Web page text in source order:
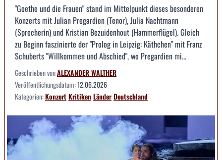
"Goethe und die Frauen" stand im Mittelpunkt dieses besonderen
Konzerts mit Julian Pregardien (Tenor), Julia Nachtmann
(Sprecherin) und Kristian Bezuidenhout (Hammerflügel). Gleich
zu Beginn faszinierte der "Prolog in Leipzig: Käthchen" mit Franz
Schuberts "Willkommen und Abschied", wo Pregardien mi...
Geschrieben vonALEXANDER WALTHER
Veröffentlichungsdatum:12.06.2026
Kategorien:KonzertKritikenLänderDeutschland